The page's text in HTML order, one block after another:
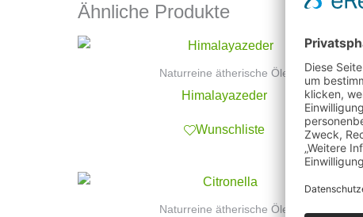
Ähnliche Produkte
Naturreine ätherische Öle
Himalayazeder
Wunschliste
Naturreine ätherische Öle